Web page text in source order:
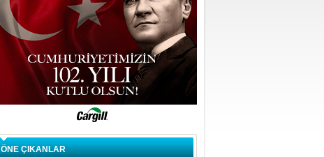
ÖNE ÇIKANLAR